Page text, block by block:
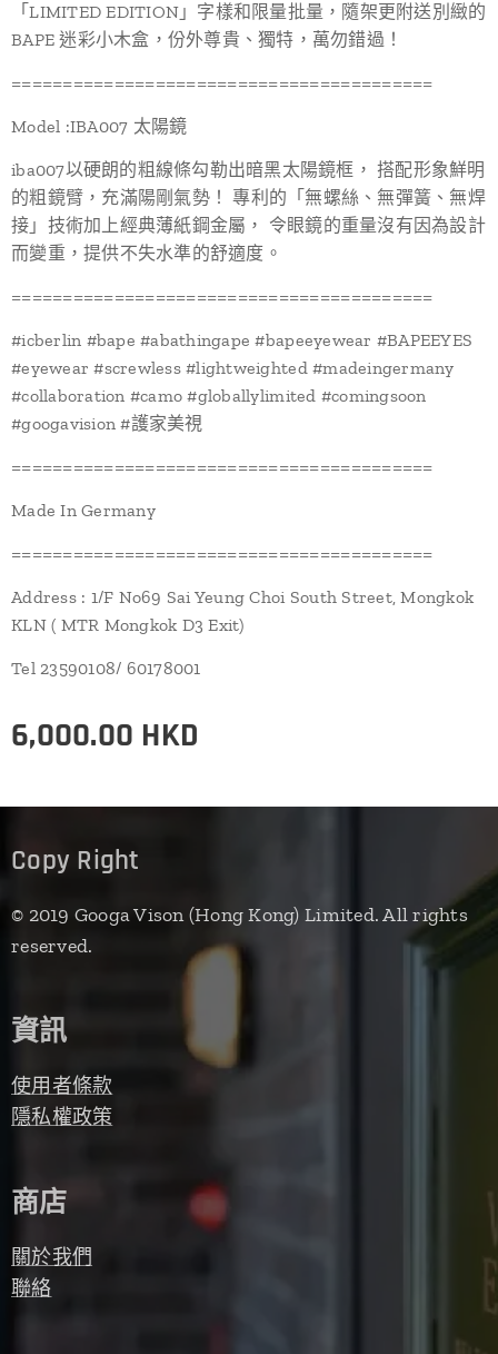
「LIMITED EDITION」字樣和限量批量，隨架更附送別緻的
BAPE 迷彩小木盒，份外尊貴、獨特，萬勿錯過！
=========================================
Model :IBA007 太陽鏡
iba007以硬朗的粗線條勾勒出暗黑太陽鏡框， 搭配形象鮮明
的粗鏡臂，充滿陽剛氣勢！ 專利的「無螺絲、無彈簧、無焊
接」技術加上經典薄紙鋼金屬， 令眼鏡的重量沒有因為設計
而變重，提供不失水準的舒適度。
=========================================
#icberlin #bape #abathingape #bapeeyewear #BAPEEYES
#eyewear #screwless #lightweighted #madeingermany
#collaboration #camo #globallylimited #comingsoon
#googavision #護家美視
=========================================
Made In Germany
=========================================
Address : 1/F No69 Sai Yeung Choi South Street, Mongkok
KLN ( MTR Mongkok D3 Exit)
Tel 23590108/ 60178001
6,000.00 HKD
Copy Right
© 2019 Googa Vison (Hong Kong) Limited. All rights
reserved.
資訊
使用者條款
隱私權政策
商店
關於我們
聯絡